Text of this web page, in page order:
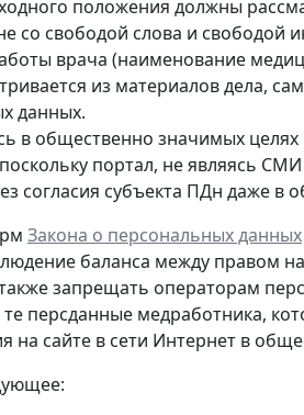
положения должны
со свободой слова и свободой
врача (наименование
из материалов дела,
данных.
в общественно значимых
портал, не являясь
согласия субъекта ПДн даже в
Закона о персональных данных
баланса между правом
запрещать операторам
персданные медработника,
на сайте в сети Интернет в